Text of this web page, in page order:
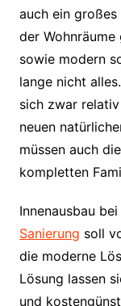
auch ein großes
der
sowie modern
lange nicht
sich zwar
neuen
müssen auch
kompletten
Innenausbau
Sanierung soll
die moderne
Lösung lassen
und